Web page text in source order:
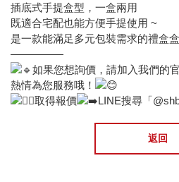
插底式手提盒型，一盒兩用
既適合宅配也能方便手提使用 ~
是一款能滿足多元包裝需求的禮盒
—————
如果您想詢價，請加入我們的
熱情為您服務哦！
取得報價
LINE搜尋「
返回